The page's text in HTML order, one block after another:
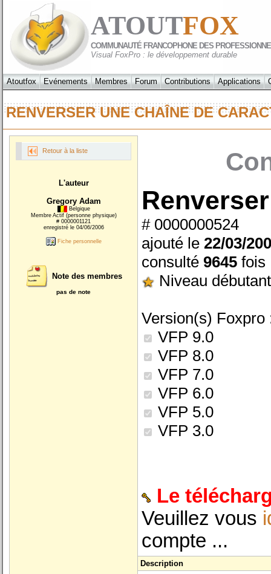
ATOUTFOX
COMMUNAUTÉ FRANCOPHONE DES
Visual FoxPro : le développement durable
Atoutfox Evénements Membres Forum Contributions Applications
RENVERSER UNE CHAÎNE DE
Retour à la liste
L'auteur
Gregory Adam
Belgique
Membre Actif (personne physique)
# 0000001121
enregistré le 04/06/2006
Fiche personnelle
Note des membres
pas de note
# 0000000524
ajouté le 22/03/
consulté 9645 fois
Niveau débutant
Version(s) Foxpro
VFP 9.0
VFP 8.0
VFP 7.0
VFP 6.0
VFP 5.0
VFP 3.0
Le
Veuillez vous
compte ...
Description